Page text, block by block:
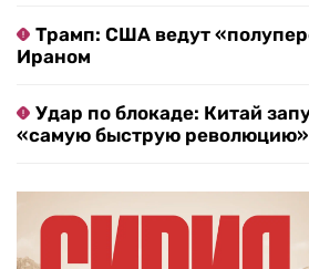
Трамп: США ведут
Ираном
Удар по блокаде: Китай
«самую быструю революцию»